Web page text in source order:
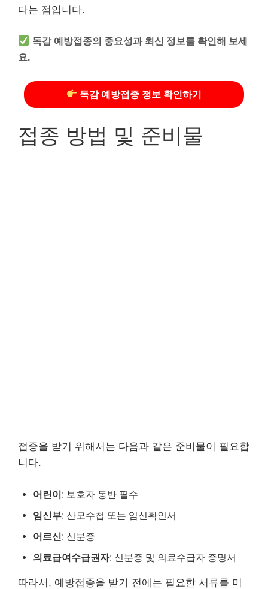
다는 점입니다.
독감 예방접종의 중요성과 최신 정보를 확인해 보세
요.
독감 예방접종 정보 확인하기
접종 방법 및 준비물
접종을 받기 위해서는 다음과 같은 준비물이 필요합
니다.
어린이: 보호자 동반 필수
임신부: 산모수첩 또는 임신확인서
어르신: 신분증
의료급여수급권자: 신분증 및 의료수급자 증명서
따라서, 예방접종을 받기 전에는 필요한 서류를 미